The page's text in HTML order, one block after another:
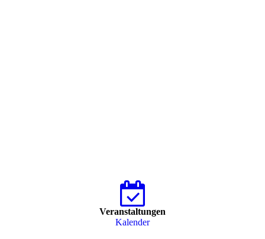
Veranstaltungen
Kalender